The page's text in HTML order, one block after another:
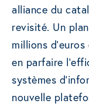
alliance du
revisité. Un
millions
en parfaire
systèmes
nouvelle